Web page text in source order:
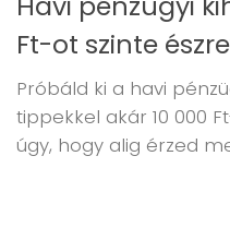
Ft-ot szinte
Próbáld ki a havi
tippekkel akár 10 000
úgy, hogy alig érzed